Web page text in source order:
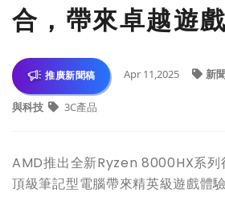
合，帶來卓越遊
推廣新聞稿 Apr 11,2025 新
與科技 3C產品
AMD推出全新Ryzen 8000HX系列
頂級筆記型電腦帶來精英級遊戲體驗